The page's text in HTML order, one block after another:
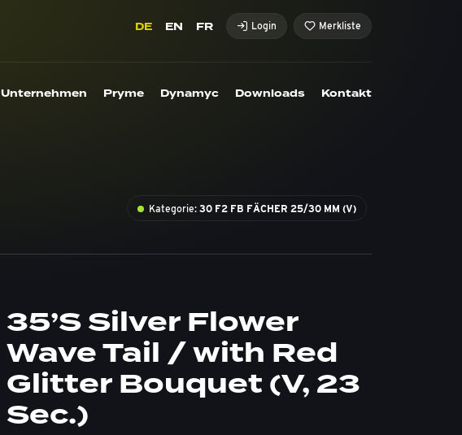
DE EN FR Login Merkliste
Unternehmen Pryme Dynamyc Downloads Kontakt
Kategorie: 30 F2 FB FÄCHER 25/30 MM (V)
35’S Silver Flower
Wave Tail / with Red
Glitter Bouquet (V, 23
Sec.)